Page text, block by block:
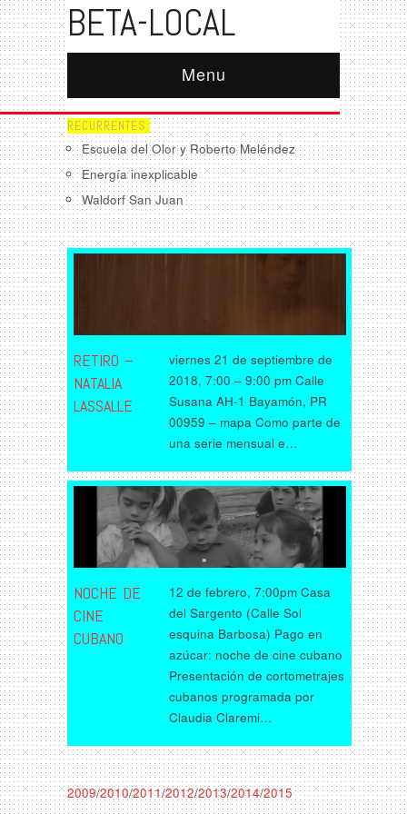
BETA-LOCAL
Menu
RECURRENTES:
Escuela del Olor y Roberto Meléndez
Energía inexplicable
Waldorf San Juan
RETIRO –
NATALIA
LASSALLE
viernes 21 de septiembre de
2018, 7:00 – 9:00 pm Calle
Susana AH-1 Bayamón, PR
00959 – mapa Como parte de
una serie mensual e…
NOCHE DE
CINE
CUBANO
12 de febrero, 7:00pm Casa
del Sargento (Calle Sol
esquina Barbosa) Pago en
azúcar: noche de cine cubano
Presentación de cortometrajes
cubanos programada por
Claudia Claremi…
2009/2010/2011/2012/2013/2014/2015